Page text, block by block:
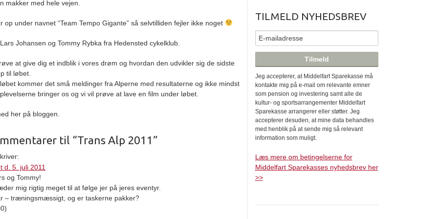
makker med hele vejen.
op under navnet “Team Tempo Gigante” så selvtilliden fejler ikke noget
Lars Johansen og Tommy Rybka fra Hedensted cykelklub.
at give dig et indblik i vores drøm og hvordan den udvikler sig de sidste
til løbet.
kommer det små meldinger fra Alperne med resultaterne og ikke mindst
bringer os og vi vil prøve at lave en film under løbet.
her på bloggen.
til “Trans Alp 2011”
d. 5. juli 2011
og Tommy!
mig rigtig meget til at følge jer på jeres eventyr.
– træningsmæssigt, og er taskerne pakker?
TILMELD NYHEDSBREV
Jeg accepterer, at Middelfart Sparekasse må
kontakte mig på e-mail om relevante emner
som pension og investering samt alle de
kultur- og sportsarrangementer Middelfart
Sparekasse arrangerer eller støtter. Jeg
accepterer desuden, at mine data behandles
med henblik på at sende mig så relevant
information som muligt.
Læs mere om betingelserne for
Middelfart Sparekasses nyhedsbrev her
>>